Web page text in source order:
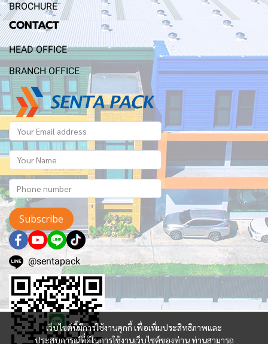
เว็บไซต์นี้มีการใช้งานคุกกี้ เพื่อเพิ่มประสิทธิภาพและ
ประสบการณ์ที่ดีในการใช้งานเว็บไซต์ของท่าน ท่านสามารถ
BROCHURE
CONTACT
HEAD OFFICE
BRANCH OFFICE
Subscribe
@sentapack